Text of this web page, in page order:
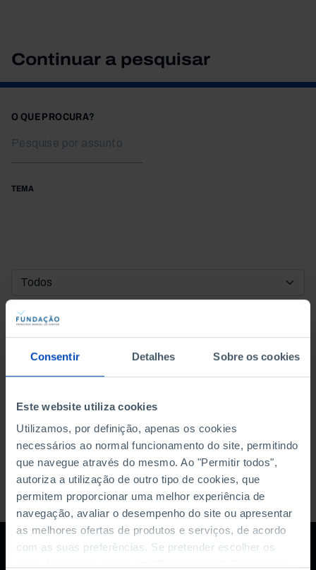
Consentir Detalhes Sobre os cookies
Este website utiliza cookies
Utilizamos, por definição, apenas os cookies
necessários ao normal funcionamento do site, permitindo
que navegue através do mesmo. Ao "Permitir todos",
autoriza a utilização de outro tipo de cookies, que
permitem proporcionar uma melhor experiência de
navegação, avaliar o desempenho do site ou apresentar
as melhores ofertas de produtos e serviços, de acordo
com as suas preferências. Se pretender escolher os
Continuar a pesquisar
O QUE PROCURA?
TEMA
DATA DE INÍCIO
DATA DE FIM